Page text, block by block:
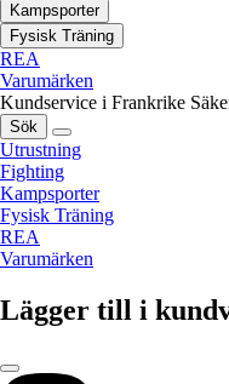
Kampsporter
Fysisk Träning
REA
Varumärken
Kundservice i Frankrike
Sök
Utrustning
Fighting
Kampsporter
Fysisk Träning
REA
Varumärken
Lägger till i